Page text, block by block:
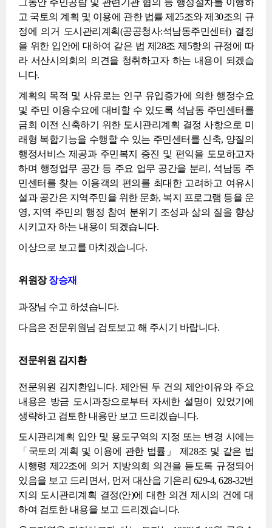
그동안 주민공람 및 관련기관 협의 등 행정절차를 이행하
고 국토의 계획 및 이용에 관한 법률 제25조와 제30조의 규
정에 의거 도시관리계획(공공청사:석남동주민센터) 결정
을 위한 입안에 대하여 같은 법 제28조 제5항의 규정에 따
라 서산시의회의 의견을 청취하고자 하는 내용이 되겠습
니다.
계획의 목적 및 사유로는 인구 유입증가에 의한 행정수요
및 주민 이용수요에 대비할 수 있도록 석남동 주민센터를
금회 이전 신축하기 위한 도시관리계획 결정 사항으로 미
래형 복합기능을 수행할 수 있는 주민센터를 신축, 양질의
행정서비스 제공과 주민복지 증진 및 편익을 도모하고자
하며 행정업무 공간 등 주요 업무 공간을 분리, 석남동 주
민센터를 찾는 이용객의 편의를 최대한 고려하고 여유시
설과 공간은 지역주민을 위한 문화, 복지 프로그램 등을 운
영, 지역 주민의 행정 참여 분위기 조성과 삶의 질을 향상
시키고자 하는 내용이 되겠습니다.
이상으로 보고를 마치겠습니다.
위원장장승재
과장님 수고 하셨습니다.
다음은 전문위원님 검토보고 해 주시기 바랍니다.
전문위원 김지환
전문위원 김지환입니다. 제안된 두 건의 제안이유와 주요
내용은 방금 도시과장으로부터 자세한 설명이 있었기에
생략하고 검토한 내용만 보고 드리겠습니다.
도시관리계획 입안 및 용도구역의 지정 또는 변경 시에는
「국토의 계획 및 이용에 관한 법률」 제28조 및 같은 법
시행령 제22조에 의거 지방의회 의견을 듣도록 규정되어
있음을 보고 드리면서, 먼저 대산읍 기은리 629-4, 628-32번
지의 도시관리계획 결정(안)에 대한 의견 제시의 건에 대
하여 검토한 내용을 보고 드리겠습니다.